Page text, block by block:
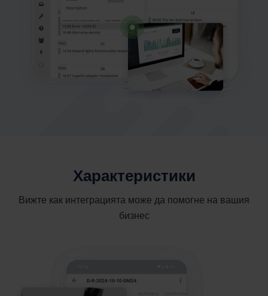
Характеристики
Вижте как интеграцията може да помогне на вашия
бизнес